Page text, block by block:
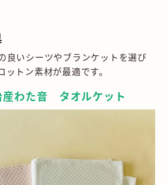
良いシーツやブランケットを選び
ットン素材が最適です。
わた音 タオルケット